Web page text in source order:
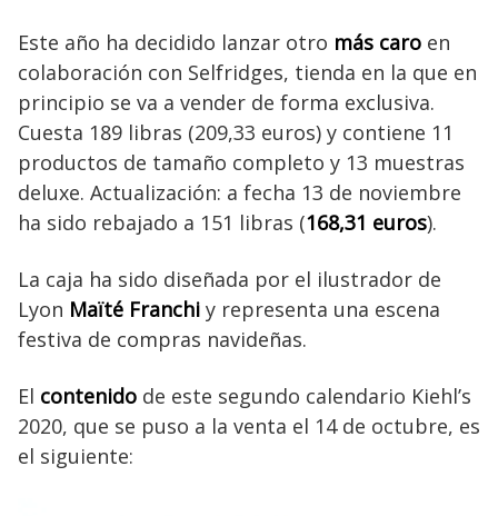
Este año ha decidido lanzar otro más caro en
colaboración con Selfridges, tienda en la que en
principio se va a vender de forma exclusiva.
Cuesta 189 libras (209,33 euros) y contiene 11
productos de tamaño completo y 13 muestras
deluxe. Actualización: a fecha 13 de noviembre
ha sido rebajado a 151 libras (168,31 euros).
La caja ha sido diseñada por el ilustrador de
Lyon Maïté Franchi y representa una escena
festiva de compras navideñas.
El contenido de este segundo calendario Kiehl’s
2020, que se puso a la venta el 14 de octubre, es
el siguiente: